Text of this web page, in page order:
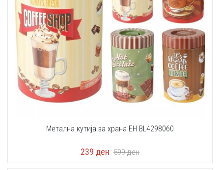
Метална кутија за храна EH BL4298060
239 ден 599ден